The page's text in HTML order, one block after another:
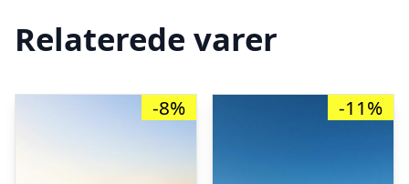
Relaterede varer
-8% -11%